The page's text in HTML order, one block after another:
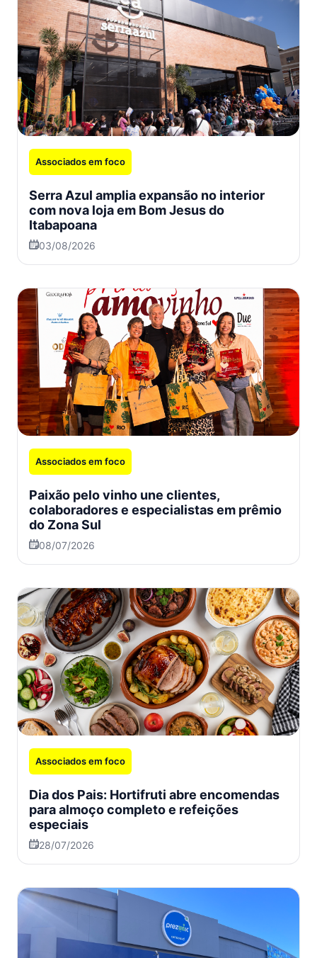
Associados em foco
Serra Azul amplia expansão no interior
com nova loja em Bom Jesus do
Itabapoana
03/08/2026
Associados em foco
Paixão pelo vinho une clientes,
colaboradores e especialistas em prêmio
do Zona Sul
08/07/2026
Associados em foco
Dia dos Pais: Hortifruti abre encomendas
para almoço completo e refeições
especiais
28/07/2026